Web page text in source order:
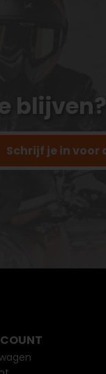
blijven?
Schrijf je in voor